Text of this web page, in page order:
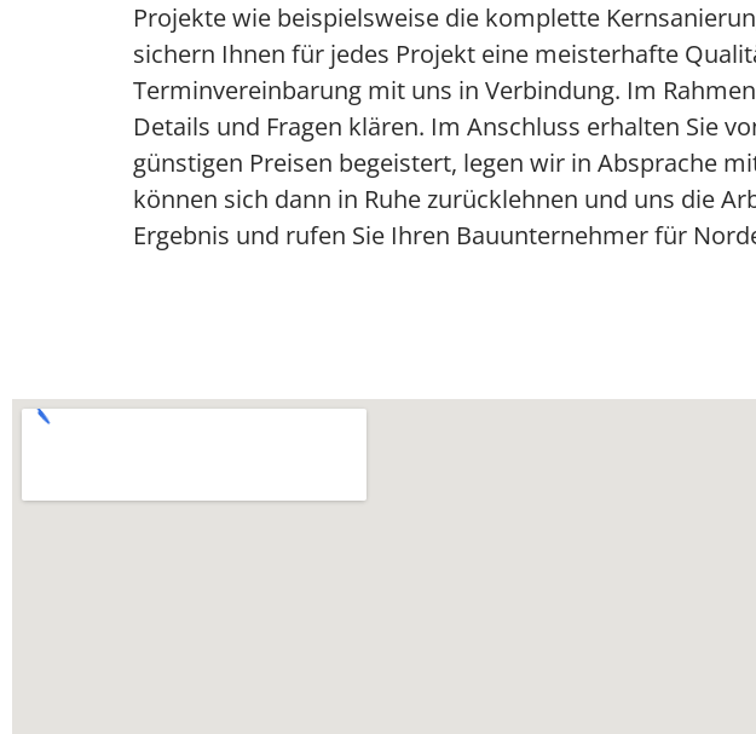
Projekte wie beispielsweise die komplette
sichern Ihnen für jedes Projekt eine meisterhafte
Terminvereinbarung mit uns in Verbindung. Im
Details und Fragen klären. Im Anschluss erhalten Sie
günstigen Preisen begeistert, legen wir in Absprache
können sich dann in Ruhe zurücklehnen und uns die
Ergebnis und rufen Sie Ihren Bauunternehmer für